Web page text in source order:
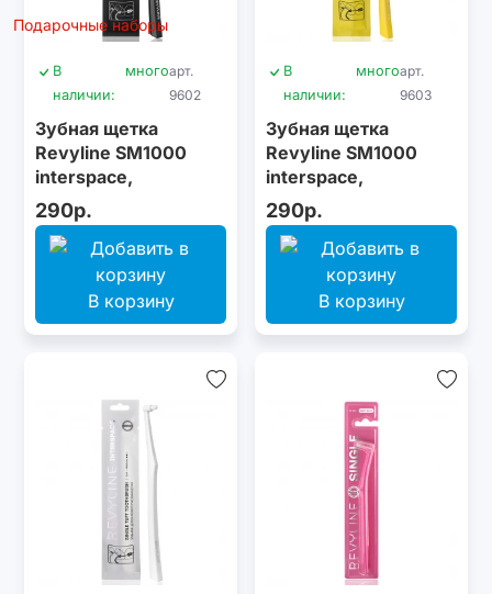
Подарочные наборы
В
наличии:
многоарт.
9602
Зубная щетка
Revyline SM1000
interspace,
монопучковая,
черная
290р.
В корзину
В
наличии:
многоарт.
9603
Зубная щетка
Revyline SM1000
interspace,
монопучковая,
желтая
290р.
В корзину